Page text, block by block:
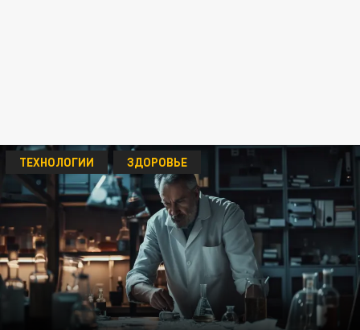
ТЕХНОЛОГИИ ЗДОРОВЬЕ